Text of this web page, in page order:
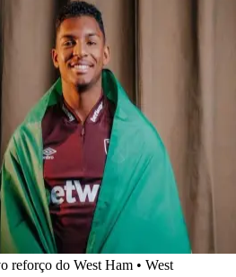
reforço do West Ham • West